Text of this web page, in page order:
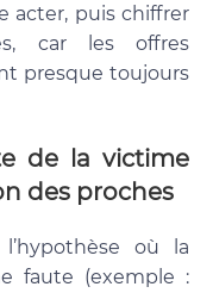
acter, puis chiffrer
car les offres
presque toujours
de la victime
des proches
où la
faute (exemple :